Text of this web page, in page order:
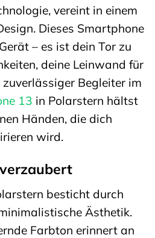
vereint in einem
Dieses Smartphone
– es ist dein Tor zu
deine Leinwand für
Begleiter im
13 in Polarstern hältst
Händen, die dich
wird.
besticht durch
Ästhetik.
Farbton erinnert an